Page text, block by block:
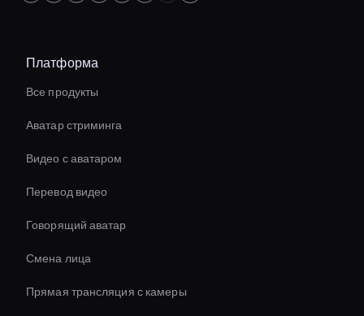
Платформа
Все продукты
Аватар стриминга
Видео с аватаром
Перевод видео
Говорящий аватар
Смена лица
Прямая трансляция с камеры